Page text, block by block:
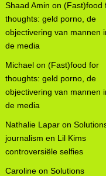
Shaad Amin on (Fast)food
thoughts: geld porno, de
objectivering van mannen
de media
Michael on (Fast)food for
thoughts: geld porno, de
objectivering van mannen
de media
Nathalie Lapar on
journalism en Lil Kims
controversiële selfies
Caroline on Solutions
het